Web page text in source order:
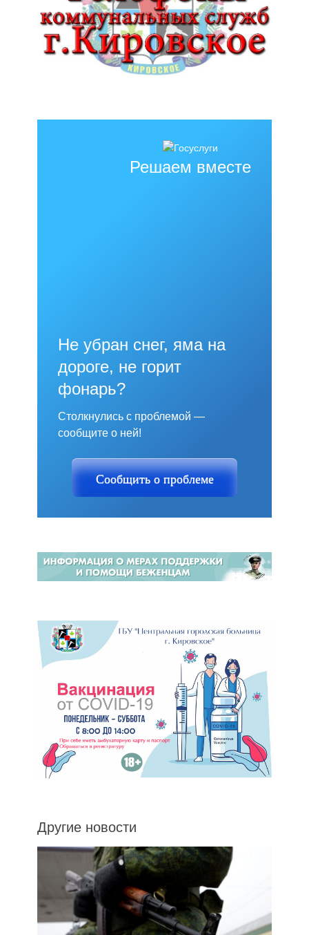
Решаем вместе
Не убран снег, яма на
дороге, не горит
фонарь?
Столкнулись с проблемой —
сообщите о ней!
Сообщить о проблеме
Другие новости